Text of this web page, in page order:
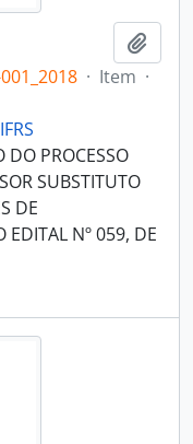
· Item ·
DO PROCESSO
SUBSTITUTO
DE
EDITAL Nº 059, DE